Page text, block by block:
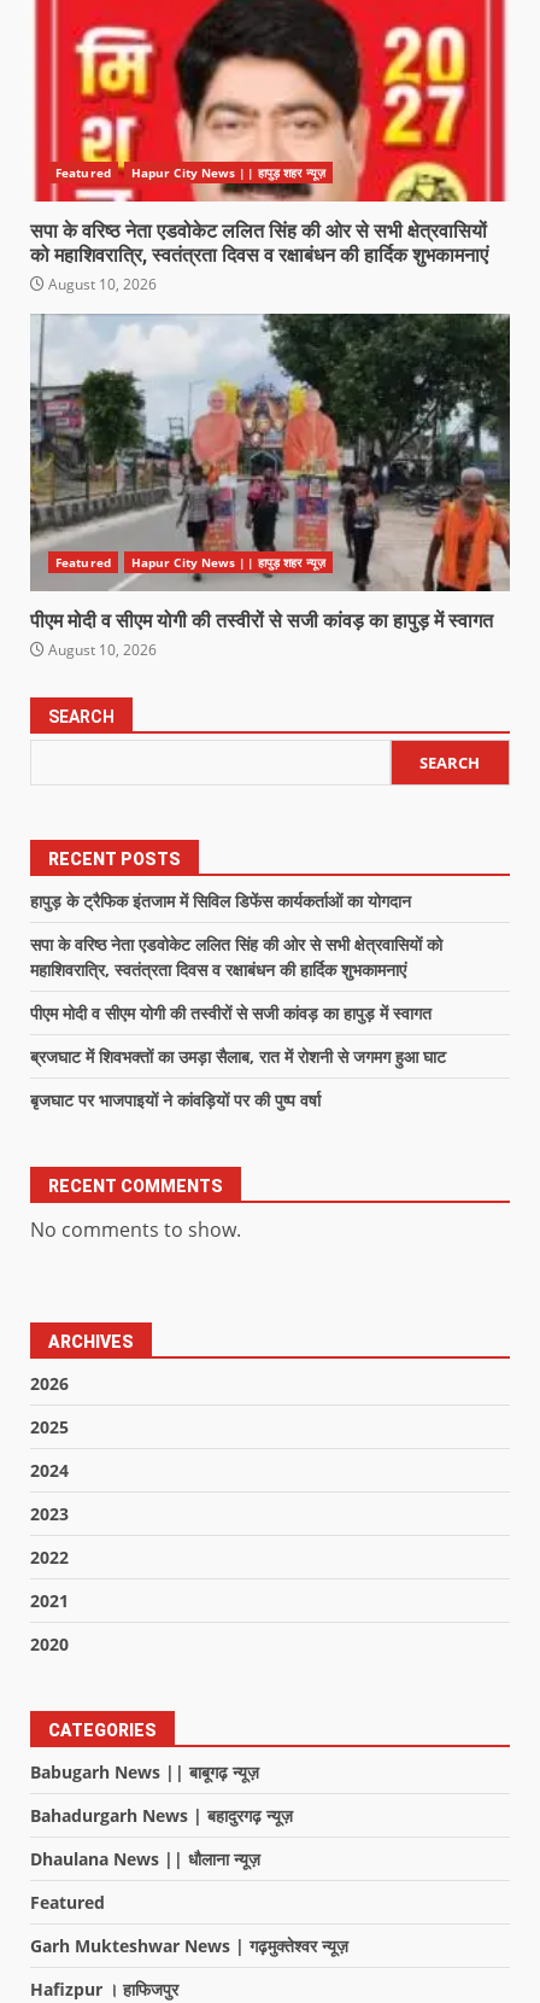
Featured Hapur City News || हापुड़ शहर न्यूज़
सपा के वरिष्ठ नेता एडवोकेट ललित सिंह की ओर से सभी क्षेत्रवासियों
को महाशिवरात्रि, स्वतंत्रता दिवस व रक्षाबंधन की हार्दिक शुभकामनाएं
August 10, 2026
Featured Hapur City News || हापुड़ शहर न्यूज़
पीएम मोदी व सीएम योगी की तस्वीरों से सजी कांवड़ का हापुड़ में स्वागत
August 10, 2026
SEARCH
SEARCH
RECENT POSTS
हापुड़ के ट्रैफिक इंतजाम में सिविल डिफेंस कार्यकर्ताओं का योगदान
सपा के वरिष्ठ नेता एडवोकेट ललित सिंह की ओर से सभी क्षेत्रवासियों को
महाशिवरात्रि, स्वतंत्रता दिवस व रक्षाबंधन की हार्दिक शुभकामनाएं
पीएम मोदी व सीएम योगी की तस्वीरों से सजी कांवड़ का हापुड़ में स्वागत
ब्रजघाट में शिवभक्तों का उमड़ा सैलाब, रात में रोशनी से जगमग हुआ घाट
बृजघाट पर भाजपाइयों ने कांवड़ियों पर की पुष्प वर्षा
RECENT COMMENTS
No comments to show.
ARCHIVES
2026
2025
2024
2023
2022
2021
2020
CATEGORIES
Babugarh News || बाबूगढ़ न्यूज़
Bahadurgarh News | बहादुरगढ़ न्यूज़
Dhaulana News || धौलाना न्यूज़
Featured
Garh Mukteshwar News | गढ़मुक्तेश्वर न्यूज़
Hafizpur । हाफिजपुर